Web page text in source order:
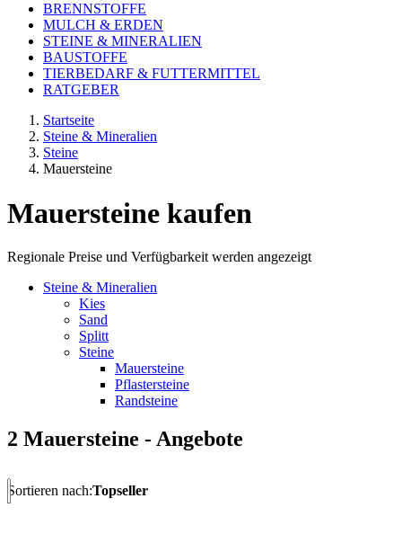
BRENNSTOFFE
MULCH & ERDEN
STEINE & MINERALIEN
BAUSTOFFE
TIERBEDARF & FUTTERMITTEL
RATGEBER
Startseite
Steine & Mineralien
Steine
Mauersteine
Mauersteine kaufen
Regionale Preise und Verfügbarkeit werden angezeigt
Steine & Mineralien
Kies
Sand
Splitt
Steine
Mauersteine
Pflastersteine
Randsteine
2 Mauersteine - Angebote
Sortieren nach:Topseller